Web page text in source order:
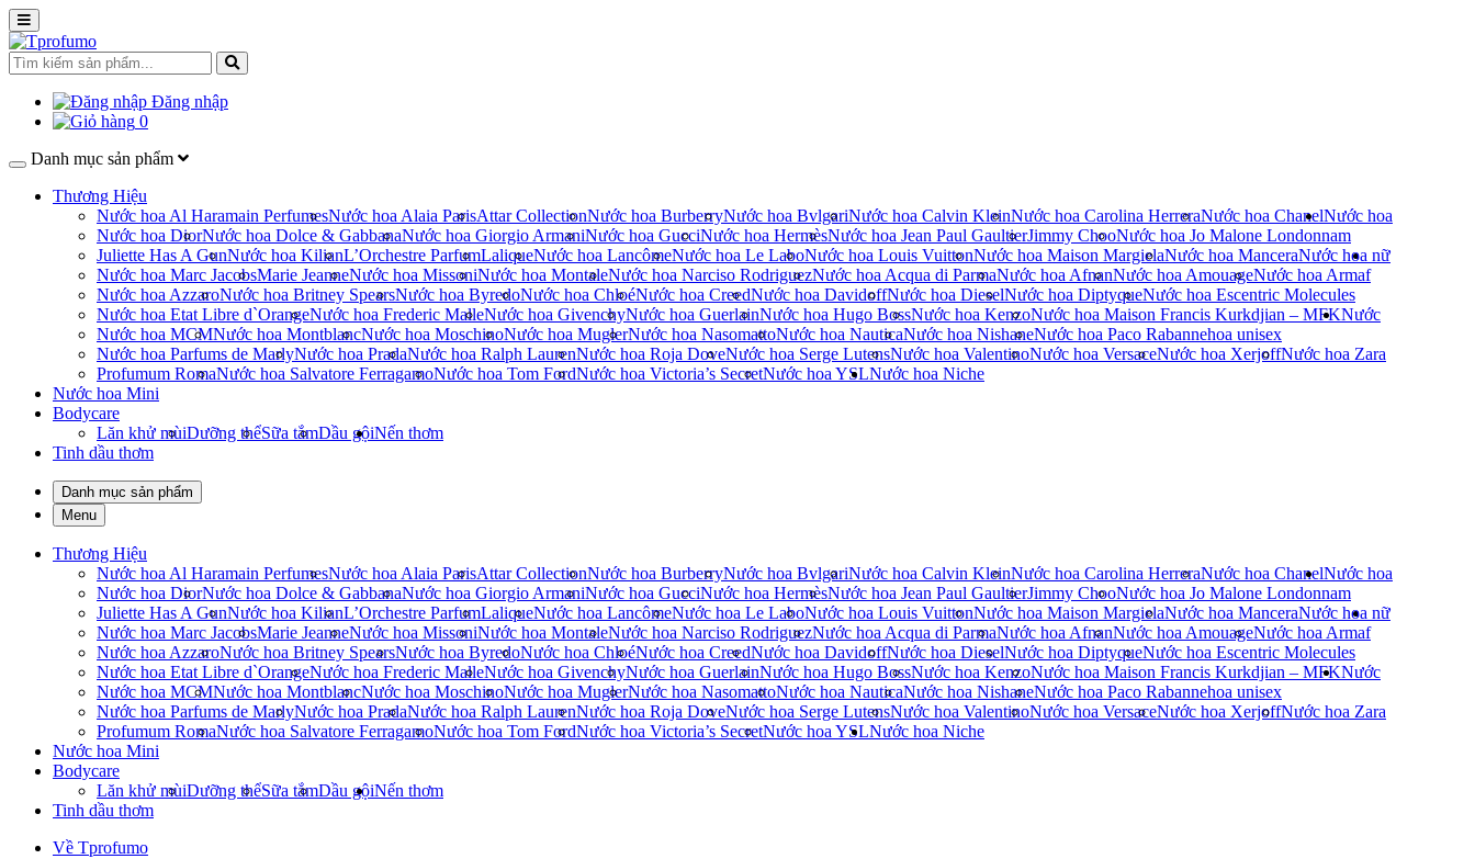
Đăng nhập
0
Danh mục sản phẩm
Thương Hiệu
Nước hoa Al Haramain PerfumesNước hoa Alaia ParisAttar CollectionNước hoa BurberryNước hoa BvlgariNước hoa Calvin KleinNước hoa Carolina HerreraNước hoa Chanel
Nước hoa DiorNước hoa Dolce & GabbanaNước hoa Giorgio ArmaniNước hoa GucciNước hoa HermèsNước hoa Jean Paul GaultierJimmy ChooNước hoa Jo Malone London
Juliette Has A GunNước hoa KilianL’Orchestre ParfumLaliqueNước hoa LancômeNước hoa Le LaboNước hoa Louis VuittonNước hoa Maison MargielaNước hoa Mancera
Nước hoa Marc JacobsMarie JeanneNước hoa MissoniNước hoa MontaleNước hoa Narciso RodriguezNước hoa Acqua di ParmaNước hoa AfnanNước hoa AmouageNước hoa Armaf
Nước hoa AzzaroNước hoa Britney SpearsNước hoa ByredoNước hoa ChloéNước hoa CreedNước hoa DavidoffNước hoa DieselNước hoa DiptyqueNước hoa Escentric Molecules
Nước hoa Etat Libre d`OrangeNước hoa Frederic MalleNước hoa GivenchyNước hoa GuerlainNước hoa Hugo BossNước hoa KenzoNước hoa Maison Francis Kurkdjian – MFK
Nước hoa MCMNước hoa MontblancNước hoa MoschinoNước hoa MuglerNước hoa NasomattoNước hoa NauticaNước hoa NishaneNước hoa Paco Rabanne
Nước hoa Parfums de MarlyNước hoa PradaNước hoa Ralph LaurenNước hoa Roja DoveNước hoa Serge LutensNước hoa ValentinoNước hoa VersaceNước hoa XerjoffNước hoa Zara
Profumum RomaNước hoa Salvatore FerragamoNước hoa Tom FordNước hoa Victoria’s SecretNước hoa YSL
Nước hoa
nam
Nước hoa nữ
Nước
hoa unisex
Nước hoa Niche
Nước hoa Mini
Bodycare
Lăn khử mùiDưỡng thểSữa tắmDầu gộiNến thơm
Tinh dầu thơm
Danh mục sản phẩm
Menu
Thương Hiệu
Nước hoa Al Haramain PerfumesNước hoa Alaia ParisAttar CollectionNước hoa BurberryNước hoa BvlgariNước hoa Calvin KleinNước hoa Carolina HerreraNước hoa Chanel
Nước hoa DiorNước hoa Dolce & GabbanaNước hoa Giorgio ArmaniNước hoa GucciNước hoa HermèsNước hoa Jean Paul GaultierJimmy ChooNước hoa Jo Malone London
Juliette Has A GunNước hoa KilianL’Orchestre ParfumLaliqueNước hoa LancômeNước hoa Le LaboNước hoa Louis VuittonNước hoa Maison MargielaNước hoa Mancera
Nước hoa Marc JacobsMarie JeanneNước hoa MissoniNước hoa MontaleNước hoa Narciso RodriguezNước hoa Acqua di ParmaNước hoa AfnanNước hoa AmouageNước hoa Armaf
Nước hoa AzzaroNước hoa Britney SpearsNước hoa ByredoNước hoa ChloéNước hoa CreedNước hoa DavidoffNước hoa DieselNước hoa DiptyqueNước hoa Escentric Molecules
Nước hoa Etat Libre d`OrangeNước hoa Frederic MalleNước hoa GivenchyNước hoa GuerlainNước hoa Hugo BossNước hoa KenzoNước hoa Maison Francis Kurkdjian – MFK
Nước hoa MCMNước hoa MontblancNước hoa MoschinoNước hoa MuglerNước hoa NasomattoNước hoa NauticaNước hoa NishaneNước hoa Paco Rabanne
Nước hoa Parfums de MarlyNước hoa PradaNước hoa Ralph LaurenNước hoa Roja DoveNước hoa Serge LutensNước hoa ValentinoNước hoa VersaceNước hoa XerjoffNước hoa Zara
Profumum RomaNước hoa Salvatore FerragamoNước hoa Tom FordNước hoa Victoria’s SecretNước hoa YSL
Nước hoa
nam
Nước hoa nữ
Nước
hoa unisex
Nước hoa Niche
Nước hoa Mini
Bodycare
Lăn khử mùiDưỡng thểSữa tắmDầu gộiNến thơm
Tinh dầu thơm
Về Tprofumo